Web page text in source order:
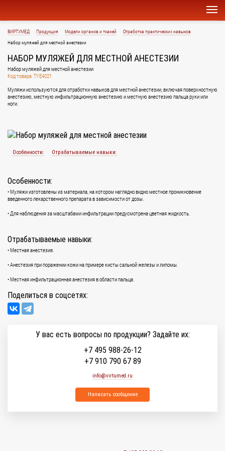
ВИРТУМЕД Продукция Модели органов и тканей
Отработка практических навыков
Набор муляжей для местной анестезии
НАБОР МУЛЯЖЕЙ ДЛЯ МЕСТНОЙ АНЕСТЕЗИИ
Набор муляжей для местной анестезии
Код товара: TYE4021
Муляжи используются для отработки навыков для местной анестезии, включая поверхностную
анестезию, местную инфильтрационную анестезию и местную анестезию пальца руки или
ноги.
Особенности: Отрабатываемые навыки:
Особенности:
• Муляжи изготовлены из материала, на котором наглядно видно местное проникновение
введенного лекарственного препарата в зависимости от дозы.
• Для наблюдения за масштабами инфильтрации предусмотрена цветная жидкость.
Отрабатываемые навыки:
• Местная анестезия.
• Анестезия при поражении кожи на примере кисты сальной железы и липомы.
• Местная инфильтрационная анестезия в области пальца.
Поделиться в соцсетях:
У вас есть вопросы по продукции? Задайте их:
+7 495 988-26-12
+7 910 790 67 89
info@virtumed.ru
Написать сообщение